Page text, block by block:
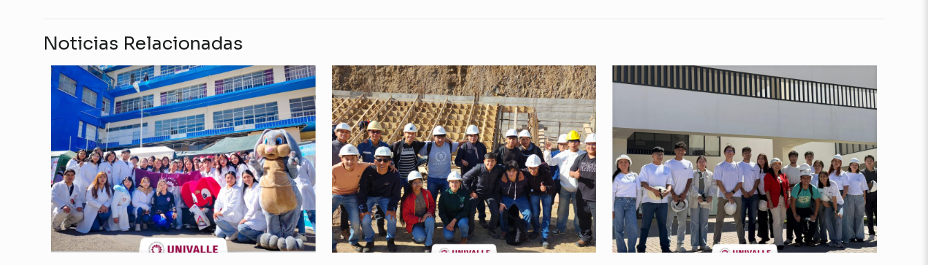
Noticias Relacionadas